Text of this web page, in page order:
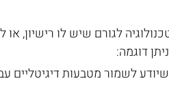
לגורם שיש לו רישיון,
דוגמה:
לשמור מטבעות דיגיטליים